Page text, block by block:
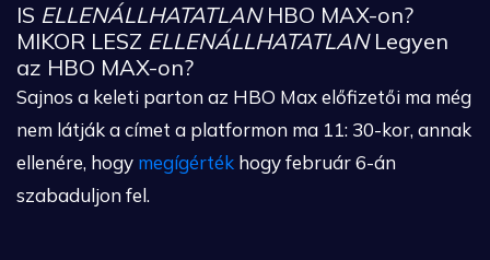
IS ELLENÁLLHATATLANHBO MAX-on?
MIKOR LESZ ELLENÁLLHATATLANLegyen
az HBO MAX-on?
Sajnos a keleti parton az HBO Max előfizetői ma még
nem látják a címet a platformon ma 11: 30-kor, annak
ellenére, hogy megígérték hogy február 6-án
szabaduljon fel.